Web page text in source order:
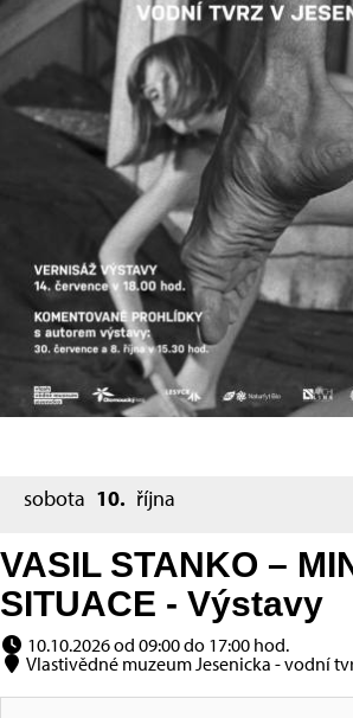
sobota 10. října
VASIL STANKO –
SITUACE - Výstavy
10.10.2026 od 09:00 do 17:00 hod.
Vlastivědné muzeum Jesenicka - vodní